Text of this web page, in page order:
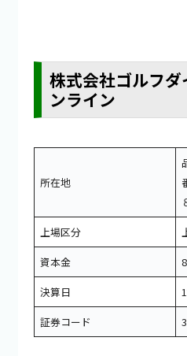
株式会社ゴルフ
ンライン
所在地
上場区分
資本金
決算日
証券コード